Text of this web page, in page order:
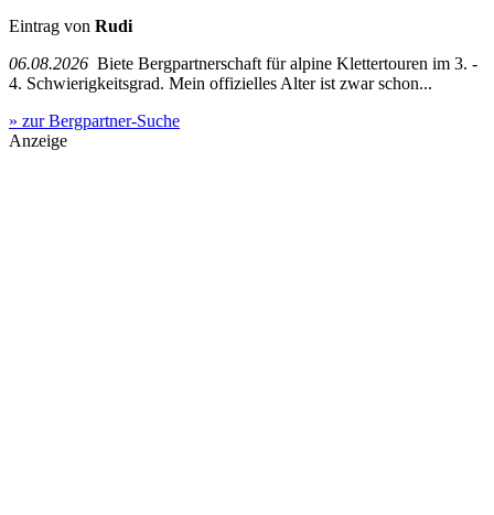
Eintrag von Rudi
06.08.2026 Biete Bergpartnerschaft für alpine Klettertouren im 3. -
4. Schwierigkeitsgrad. Mein offizielles Alter ist zwar schon...
» zur Bergpartner-Suche
Anzeige